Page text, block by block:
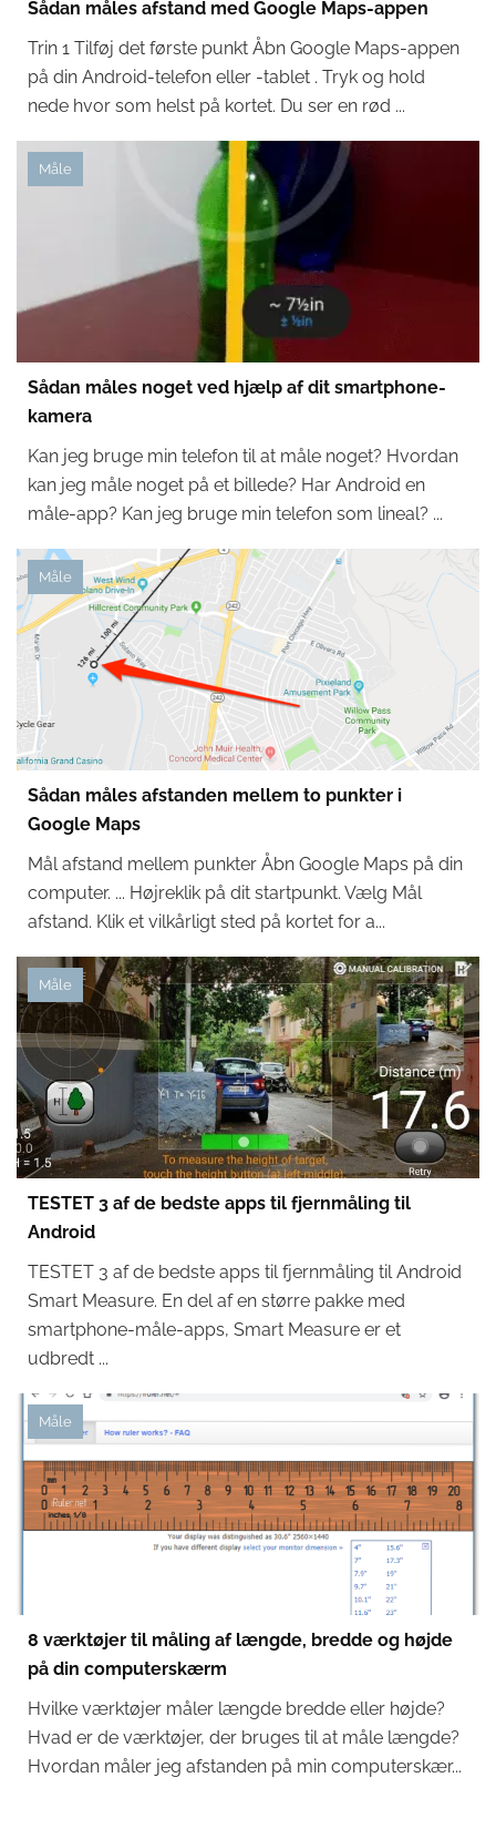
Sådan måles afstand med Google Maps-appen
Trin 1 Tilføj det første punkt Åbn Google Maps-appen
på din Android-telefon eller -tablet . Tryk og hold
nede hvor som helst på kortet. Du ser en rød ...
Måle
Sådan måles noget ved hjælp af dit smartphone-
kamera
Kan jeg bruge min telefon til at måle noget? Hvordan
kan jeg måle noget på et billede? Har Android en
måle-app? Kan jeg bruge min telefon som lineal? ...
Måle
Sådan måles afstanden mellem to punkter i
Google Maps
Mål afstand mellem punkter Åbn Google Maps på din
computer. ... Højreklik på dit startpunkt. Vælg Mål
afstand. Klik et vilkårligt sted på kortet for a...
Måle
TESTET 3 af de bedste apps til fjernmåling til
Android
TESTET 3 af de bedste apps til fjernmåling til Android
Smart Measure. En del af en større pakke med
smartphone-måle-apps, Smart Measure er et
udbredt ...
Måle
8 værktøjer til måling af længde, bredde og højde
på din computerskærm
Hvilke værktøjer måler længde bredde eller højde?
Hvad er de værktøjer, der bruges til at måle længde?
Hvordan måler jeg afstanden på min computerskær...